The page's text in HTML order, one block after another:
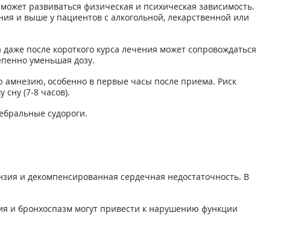
развиваться физическая и психическая зависимость.
и выше у пациентов с алкогольной, лекарственной или
после короткого курса лечения может сопровождаться
уменьшая дозу.
амнезию, особенно в первые часы после приема. Риск
(7-8 часов).
судороги.
и декомпенсированная сердечная недостаточность. В
и бронхоспазм могут привести к нарушению функции